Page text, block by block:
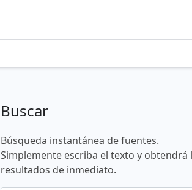
Buscar
Búsqueda instantánea de fuentes.
Simplemente escriba el texto y obtendrá
resultados de inmediato.